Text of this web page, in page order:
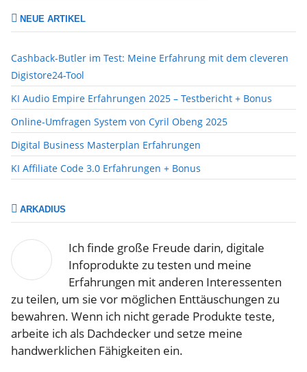
NEUE ARTIKEL
Cashback-Butler im Test: Meine Erfahrung mit dem cleveren
Digistore24-Tool
KI Audio Empire Erfahrungen 2025 – Testbericht + Bonus
Online-Umfragen System von Cyril Obeng 2025
Digital Business Masterplan Erfahrungen
KI Affiliate Code 3.0 Erfahrungen + Bonus
ARKADIUS
Ich finde große Freude darin, digitale
Infoprodukte zu testen und meine
Erfahrungen mit anderen Interessenten
zu teilen, um sie vor möglichen Enttäuschungen zu
bewahren. Wenn ich nicht gerade Produkte teste,
arbeite ich als Dachdecker und setze meine
handwerklichen Fähigkeiten ein.